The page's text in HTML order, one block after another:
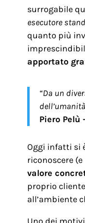
surrogabile
esecutore
quanto più
apportato
“Da un
Piero Pelù
Oggi infatti si
riconoscere
valore
proprio
all’ambiente